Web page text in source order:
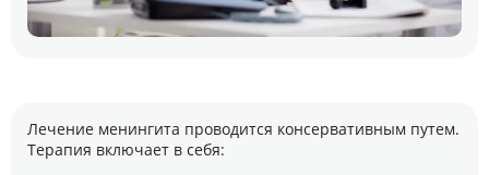
Лечение менингита проводится консервативным путем.
Терапия включает в себя: